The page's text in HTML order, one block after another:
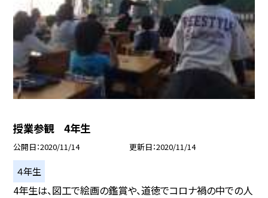
授業参観 4年生
公開日 2020/11/14 更新日 2020/11/14
４年生
4年生は、図工で絵画の鑑賞や、道徳でコロナ禍の中での人